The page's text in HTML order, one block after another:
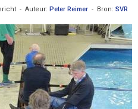
- Auteur: Peter Reimer - Bron: SVR